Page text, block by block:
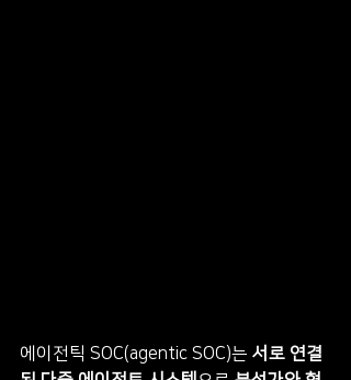
에이전틱 SOC(agentic SOC)는 서로 연결